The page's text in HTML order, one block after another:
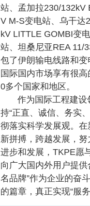
站、孟加拉230/132kV
V M-S变电站、乌干达
kV LITTLE GOMBI变
站、坦桑尼亚REA 11/
包了伊朗输电线路和
国际国内市场享有很
0多个国家和地区。
作为国际工程建设
持“正直、诚信、务实
彻落实科学发展观。
新拼搏，跨越发展，
进步和发展，TKPE愿
向广大国内外用户提
名品牌”作为企业的奋
的篇章，真正实现“服